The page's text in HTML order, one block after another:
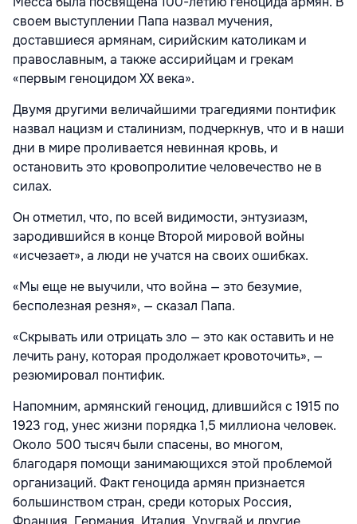
своем выступлении Папа назвал мучения,
доставшиеся армянам, сирийским католикам и
православным, а также ассирийцам и грекам
«первым геноцидом ХХ века».
Двумя другими величайшими трагедиями понтифик
назвал нацизм и сталинизм, подчеркнув, что и в наши
дни в мире проливается невинная кровь, и
остановить это кровопролитие человечество не в
силах.
Он отметил, что, по всей видимости, энтузиазм,
зародившийся в конце Второй мировой войны
«исчезает», а люди не учатся на своих ошибках.
«Мы еще не выучили, что война — это безумие,
бесполезная резня», — сказал Папа.
«Скрывать или отрицать зло — это как оставить и не
лечить рану, которая продолжает кровоточить», —
резюмировал понтифик.
Напомним, армянский геноцид, длившийся с 1915 по
1923 год, унес жизни порядка 1,5 миллиона человек.
Около 500 тысяч были спасены, во многом,
благодаря помощи занимающихся этой проблемой
организаций. Факт геноцида армян признается
большинством стран, среди которых Россия,